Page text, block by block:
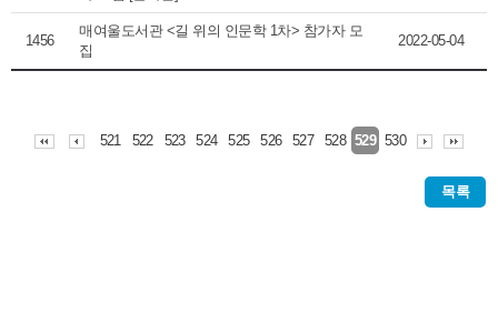
1456
매여울도서관 <길 위의 인문학 1차> 참가자 모
집
2022-05-04
521 522 523 524 525 526 527 528 529 530
목록